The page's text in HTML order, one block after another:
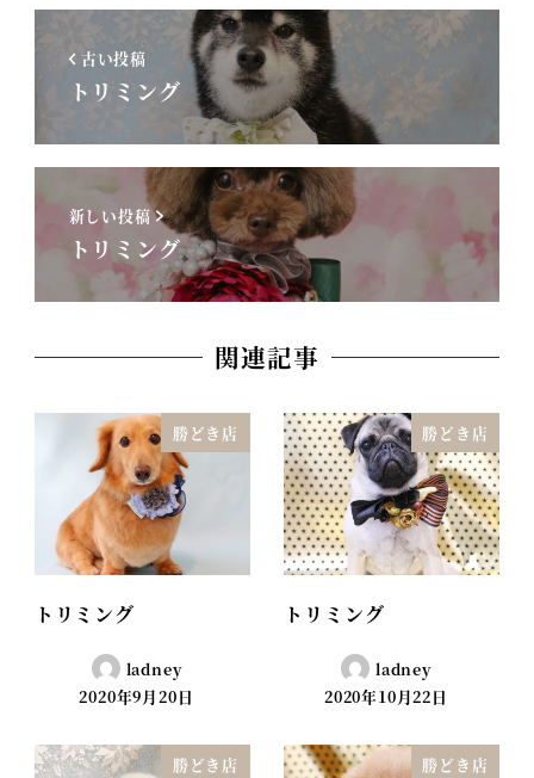
古い投稿
トリミング
新しい投稿
トリミング
関連記事
勝どき店
トリミング
ladney
2020年9月20日
勝どき店
トリミング
ladney
2020年10月22日
勝どき店 勝どき店